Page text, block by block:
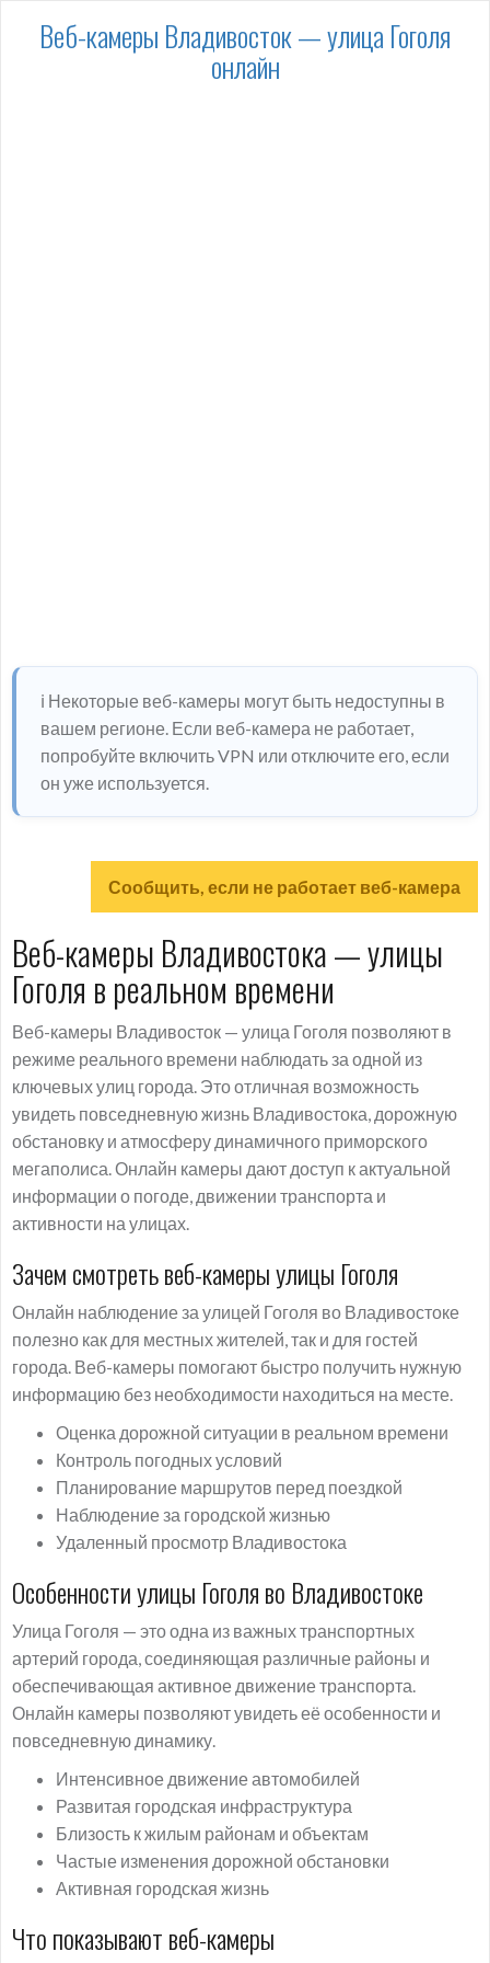
Веб-камеры Владивосток — улица Гоголя
онлайн
ℹ️ Некоторые веб-камеры могут быть недоступны в
вашем регионе. Если веб-камера не работает,
попробуйте включить VPN или отключите его, если
он уже используется.
Сообщить, если не работает веб-камера
Веб-камеры Владивостока — улицы
Гоголя в реальном времени
Веб-камеры Владивосток — улица Гоголя позволяют в
режиме реального времени наблюдать за одной из
ключевых улиц города. Это отличная возможность
увидеть повседневную жизнь Владивостока, дорожную
обстановку и атмосферу динамичного приморского
мегаполиса. Онлайн камеры дают доступ к актуальной
информации о погоде, движении транспорта и
активности на улицах.
Зачем смотреть веб-камеры улицы Гоголя
Онлайн наблюдение за улицей Гоголя во Владивостоке
полезно как для местных жителей, так и для гостей
города. Веб-камеры помогают быстро получить нужную
информацию без необходимости находиться на месте.
Оценка дорожной ситуации в реальном времени
Контроль погодных условий
Планирование маршрутов перед поездкой
Наблюдение за городской жизнью
Удаленный просмотр Владивостока
Особенности улицы Гоголя во Владивостоке
Улица Гоголя — это одна из важных транспортных
артерий города, соединяющая различные районы и
обеспечивающая активное движение транспорта.
Онлайн камеры позволяют увидеть её особенности и
повседневную динамику.
Интенсивное движение автомобилей
Развитая городская инфраструктура
Близость к жилым районам и объектам
Частые изменения дорожной обстановки
Активная городская жизнь
Что показывают веб-камеры